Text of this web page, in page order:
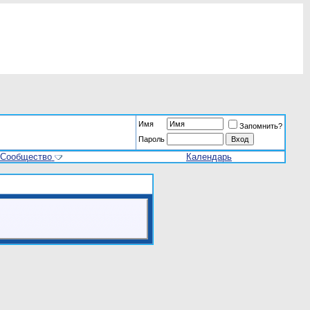
Имя
Запомнить?
Пароль
Сообщество Календарь